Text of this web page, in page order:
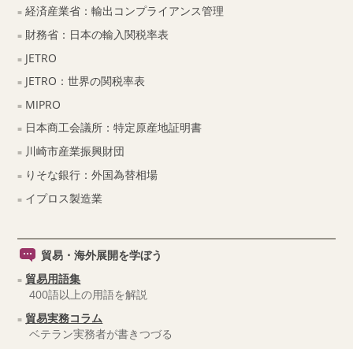
経済産業省：輸出コンプライアンス管理
財務省：日本の輸入関税率表
JETRO
JETRO：世界の関税率表
MIPRO
日本商工会議所：特定原産地証明書
川崎市産業振興財団
りそな銀行：外国為替相場
イプロス製造業
貿易・海外展開を学ぼう
貿易用語集
400語以上の用語を解説
貿易実務コラム
ベテラン実務者が書きつづる